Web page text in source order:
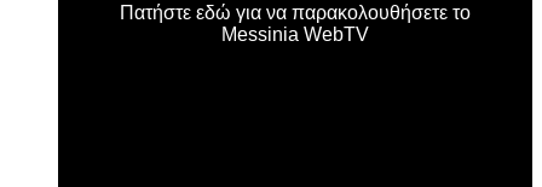
Πατήστε εδώ για να παρακολουθήσετε το
Messinia WebTV